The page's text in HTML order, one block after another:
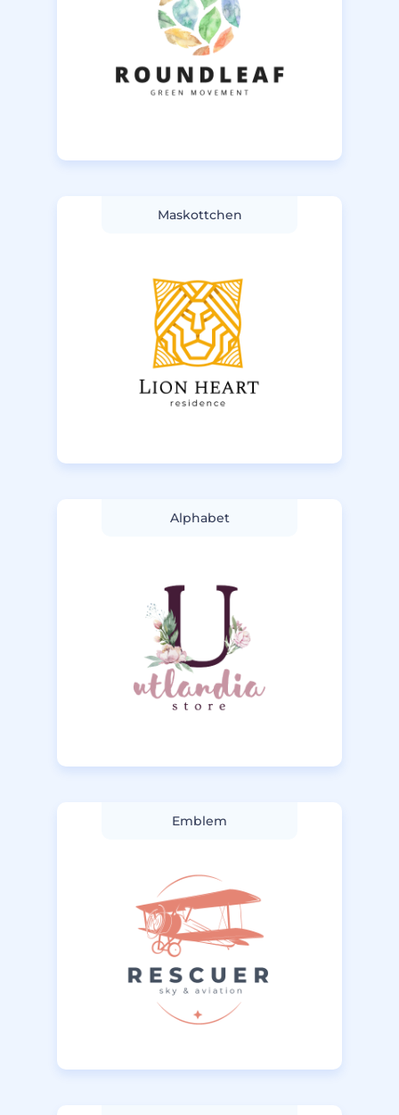
Maskottchen
Alphabet
Emblem